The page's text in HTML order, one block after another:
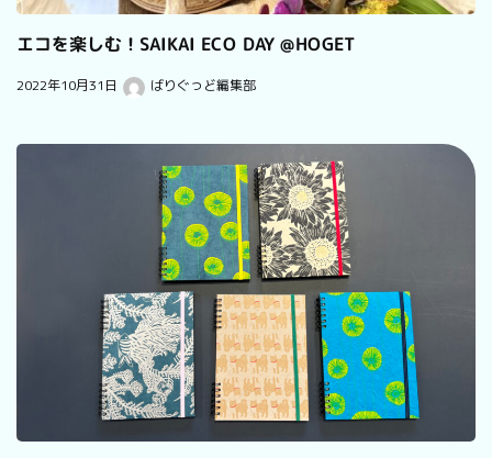
エコを楽しむ！SAIKAI ECO DAY @HOGET
2022年10月31日 ばりぐっど編集部